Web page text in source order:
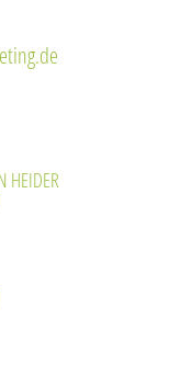
HEIDER